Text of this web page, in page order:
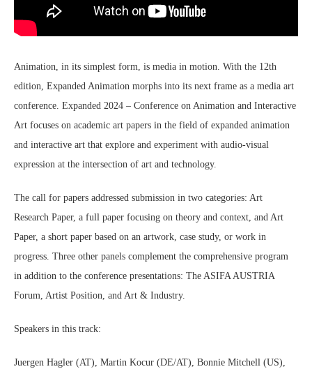
Animation, in its simplest form, is media in motion. With the 12th
edition, Expanded Animation morphs into its next frame as a media art
conference. Expanded 2024 – Conference on Animation and Interactive
Art focuses on academic art papers in the field of expanded animation
and interactive art that explore and experiment with audio-visual
expression at the intersection of art and technology.
The call for papers addressed submission in two categories: Art
Research Paper, a full paper focusing on theory and context, and Art
Paper, a short paper based on an artwork, case study, or work in
progress. Three other panels complement the comprehensive program
in addition to the conference presentations: The ASIFA AUSTRIA
Forum, Artist Position, and Art & Industry.
Speakers in this track:
Juergen Hagler (AT), Martin Kocur (DE/AT), Bonnie Mitchell (US),